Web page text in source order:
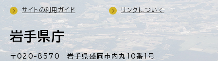
岩手県庁
〒020-8570 岩手県盛岡市内丸10番1号
サイトの利用ガイド リンクについて